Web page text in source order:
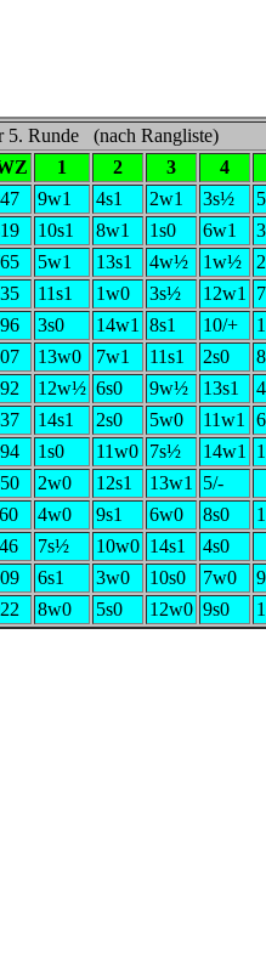
5. Runde (nach Rangliste)
1 2 3
4
9w1 4s1 2w1 3s½
10s1 8w1 1s0 6w1
5w1 13s1 4w½ 1w½
11s1 1w0 3s½ 12w1
3s0 14w1 8s1 10/+
13w0 7w1 11s1 2s0
12w½ 6s0 9w½ 13s1
14s1 2s0 5w0 11w1
1s0 11w0 7s½ 14w1
2w0 12s1 13w1
5/-
4w0 9s1 6w0 8s0
7s½ 10w0 14s1
4s0
6s1 3w0 10s0 7w0
8w0 5s0 12w0 9s0